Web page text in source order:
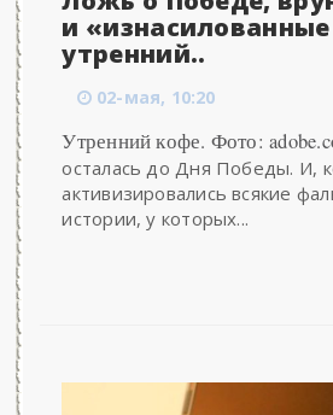
и
утренний..
02-мая, 10:20
Утренний кофе. Фото:
осталась до Дня Победы. И,
активизировались всякие
истории, у которых...